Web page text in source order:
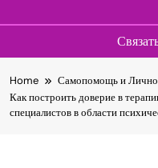
to
content
Home
Самопомощь и
Как построить доверие в
специалистов в области